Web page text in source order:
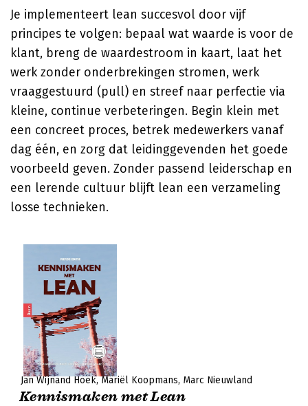
Je implementeert lean succesvol door vijf
principes te volgen: bepaal wat waarde is voor de
klant, breng de waardestroom in kaart, laat het
werk zonder onderbrekingen stromen, werk
vraaggestuurd (pull) en streef naar perfectie via
kleine, continue verbeteringen. Begin klein met
een concreet proces, betrek medewerkers vanaf
dag één, en zorg dat leidinggevenden het goede
voorbeeld geven. Zonder passend leiderschap en
een lerende cultuur blijft lean een verzameling
losse technieken.
Jan Wijnand Hoek Mariël Koopmans Marc Nieuwland
Kennismaken met Lean